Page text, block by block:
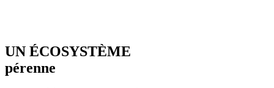
UN ÉCOSYSTÈME
pérenne